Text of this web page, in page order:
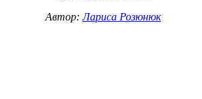
Автор:Лариса Розюнюк